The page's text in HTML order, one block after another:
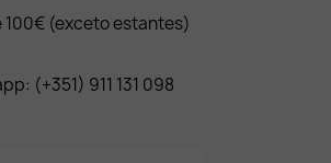
(exceto estantes)
(+351) 911 131 098